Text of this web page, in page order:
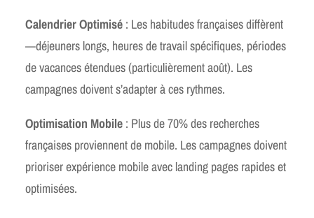
Calendrier Optimisé : Les habitudes françaises diffèrent
—déjeuners longs, heures de travail spécifiques, périodes
de vacances étendues (particulièrement août). Les
campagnes doivent s’adapter à ces rythmes.
Optimisation Mobile : Plus de 70% des recherches
françaises proviennent de mobile. Les campagnes doivent
prioriser expérience mobile avec landing pages rapides et
optimisées.